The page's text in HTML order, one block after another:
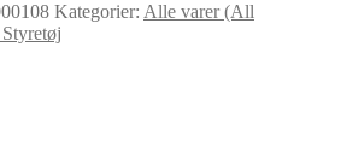
Kategorier: Alle varer (All